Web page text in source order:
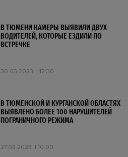
В ТЮМЕНИ КАМЕРЫ ВЫЯВИЛИ ДВУХ
ВОДИТЕЛЕЙ, КОТОРЫЕ ЕЗДИЛИ ПО
ВСТРЕЧКЕ
30.03.2023 12:30
В ТЮМЕНСКОЙ И КУРГАНСКОЙ ОБЛАСТЯХ
ВЫЯВЛЕНО БОЛЕЕ 100 НАРУШИТЕЛЕЙ
ПОГРАНИЧНОГО РЕЖИМА
27.03.2023 10:00